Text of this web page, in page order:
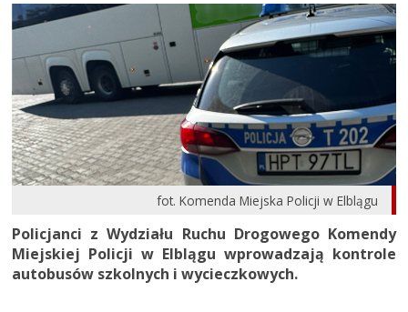
fot. Komenda Miejska Policji w Elblągu
Policjanci z Wydziału Ruchu Drogowego Komendy
Miejskiej Policji w Elblągu wprowadzają kontrole
autobusów szkolnych i wycieczkowych.